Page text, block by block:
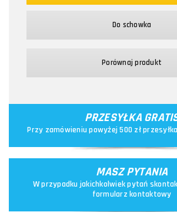
Do schowka
Porównaj produkt
PRZESYŁKA
Przy zamówieniu powyżej 500 zł
MASZ PYTANIA
W przypadku jakichkolwiek pytań
formularz kontaktowy